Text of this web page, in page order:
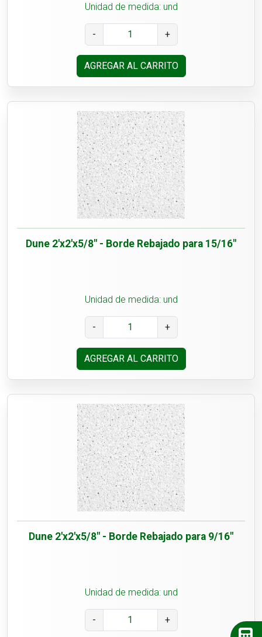
Unidad de medida: und
- +
AGREGAR AL CARRITO
Dune 2'x2'x5/8" - Borde Rebajado para 15/16"
Unidad de medida: und
- +
AGREGAR AL CARRITO
Dune 2'x2'x5/8" - Borde Rebajado para 9/16"
Unidad de medida: und
- +